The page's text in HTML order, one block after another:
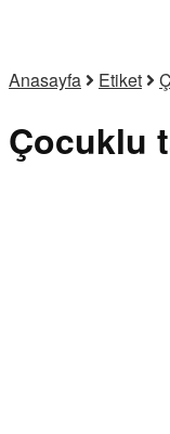
Anasayfa Etiket
Çocuklu